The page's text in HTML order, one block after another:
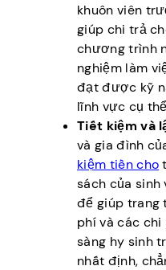
khuôn viên
giúp chi trả
chương trình
nghiệm làm
đạt được kỹ
lĩnh vực cụ
Tiết kiệm và
và gia đình
kiệm tiền cho
sách của sinh
để giúp trang
phí và các chi
sàng hy sinh
nhất định,